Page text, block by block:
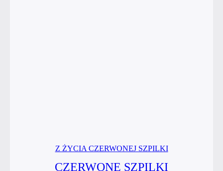
Z ŻYCIA CZERWONEJ SZPILKI
CZERWONE SZPILKI